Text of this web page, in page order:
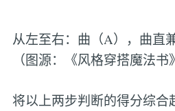
从左至右：曲（A），曲直
（图源：《风格穿搭魔法书
将以上两步判断的得分综合